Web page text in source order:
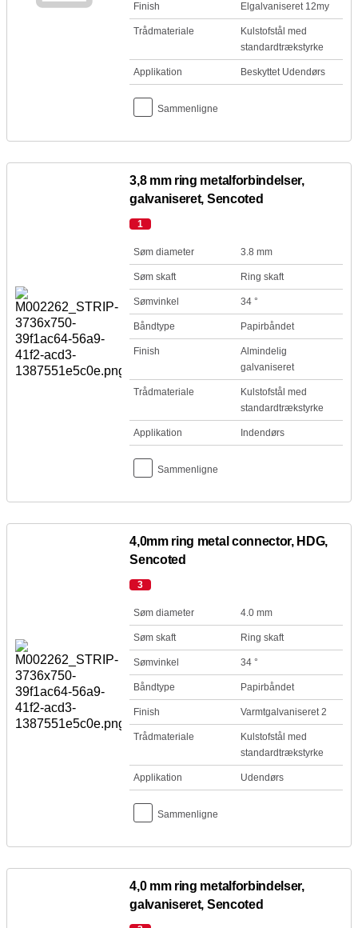
Finish Elgalvaniseret 12my
Trådmateriale
Kulstofstål med
standardtrækstyrke
Applikation Beskyttet Udendørs
Sammenligne
3,8 mm ring metalforbindelser,
galvaniseret, Sencoted
1
Søm diameter 3.8 mm
Søm skaft Ring skaft
Sømvinkel 34 °
Båndtype Papirbåndet
Finish
Almindelig
galvaniseret
Trådmateriale
Kulstofstål med
standardtrækstyrke
Applikation Indendørs
Sammenligne
4,0mm ring metal connector, HDG,
Sencoted
3
Søm diameter 4.0 mm
Søm skaft Ring skaft
Sømvinkel 34 °
Båndtype Papirbåndet
Finish Varmtgalvaniseret 2
Trådmateriale
Kulstofstål med
standardtrækstyrke
Applikation Udendørs
Sammenligne
4,0 mm ring metalforbindelser,
galvaniseret, Sencoted